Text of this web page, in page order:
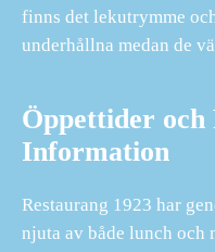
finns det lekutrymme
underhållna medan de
Öppettider
Information
Restaurang 1923 har
njuta av både lunch och